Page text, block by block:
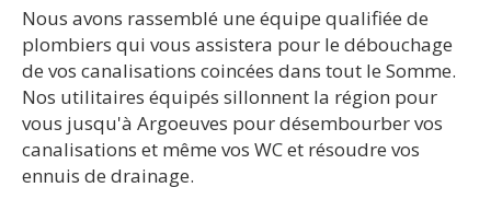
Nous avons rassemblé une équipe qualifiée de
plombiers qui vous assistera pour le débouchage
de vos canalisations coincées dans tout le Somme.
Nos utilitaires équipés sillonnent la région pour
vous jusqu'à Argoeuves pour désembourber vos
canalisations et même vos WC et résoudre vos
ennuis de drainage.